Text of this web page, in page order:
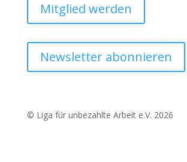
Mitglied werden
Newsletter abonnieren
© Liga für unbezahlte Arbeit e.V. 2026